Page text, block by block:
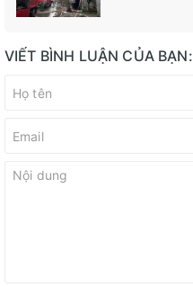
VIẾT BÌNH LUẬN CỦA BẠN: